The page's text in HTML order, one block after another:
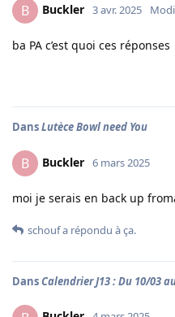
B Buckler 3 avr. 2025
ba PA c’est quoi ces réponses
DansLutèce Bowl need You
B Buckler 6 mars 2025
moi je serais en back up
schoufa répondu à ça.
DansCalendrier J13 : Du 10/03